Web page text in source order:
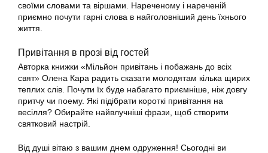
своїми словами та віршами. Нареченому і нареченій
приємно почути гарні слова в найголовніший день їхнього
життя.
Привітання в прозі від гостей
Авторка книжки «Мільйон привітань і побажань до всіх
свят» Олена Кара радить сказати молодятам кілька щирих
теплих слів. Почути їх буде набагато приємніше, ніж довгу
притчу чи поему. Які підібрати короткі привітання на
весілля? Обирайте найвлучніші фрази, щоб створити
святковий настрій.
Від душі вітаю з вашим днем одруження! Сьогодні ви